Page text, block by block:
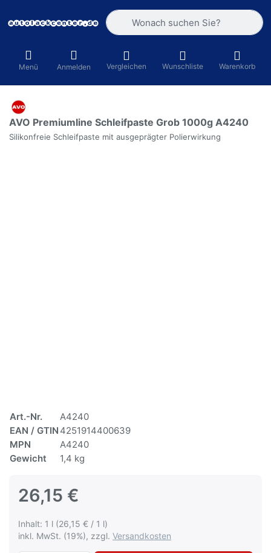
Geben Sie einen Suchbegriff ein.
Menü Anmelden Vergleichen Wunschliste Warenkorb
AVO Premiumline Schleifpaste Grob 1000g A4240
Silikonfreie Schleifpaste mit ausgeprägter Polierwirkung
Art.-Nr.
A4240
EAN / GTIN 4251914400639
MPN
A4240
Gewicht
1,4 kg
26,15 €
Inhalt: 1 l (26,15 € / 1 l)
inkl. MwSt. (19%), zzgl. Versandkosten